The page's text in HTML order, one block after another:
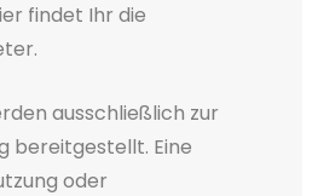
findet Ihr die
ausschließlich zur
bereitgestellt. Eine
oder